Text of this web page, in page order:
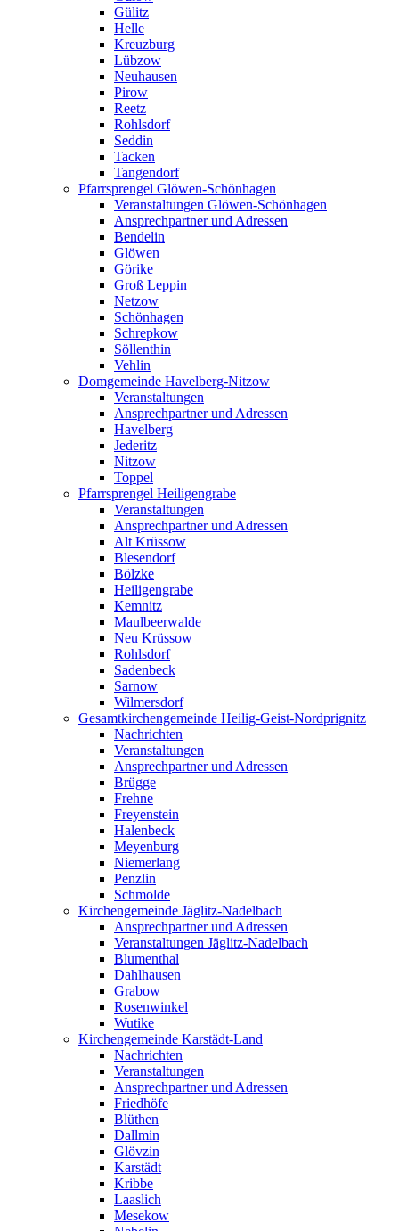
Gülitz
Helle
Kreuzburg
Lübzow
Neuhausen
Pirow
Reetz
Rohlsdorf
Seddin
Tacken
Tangendorf
Pfarrsprengel Glöwen-Schönhagen
Veranstaltungen Glöwen-Schönhagen
Ansprechpartner und Adressen
Bendelin
Glöwen
Görike
Groß Leppin
Netzow
Schönhagen
Schrepkow
Söllenthin
Vehlin
Domgemeinde Havelberg-Nitzow
Veranstaltungen
Ansprechpartner und Adressen
Havelberg
Jederitz
Nitzow
Toppel
Pfarrsprengel Heiligengrabe
Veranstaltungen
Ansprechpartner und Adressen
Alt Krüssow
Blesendorf
Bölzke
Heiligengrabe
Kemnitz
Maulbeerwalde
Neu Krüssow
Rohlsdorf
Sadenbeck
Sarnow
Wilmersdorf
Gesamtkirchengemeinde Heilig-Geist-Nordprignitz
Nachrichten
Veranstaltungen
Ansprechpartner und Adressen
Brügge
Frehne
Freyenstein
Halenbeck
Meyenburg
Niemerlang
Penzlin
Schmolde
Kirchengemeinde Jäglitz-Nadelbach
Ansprechpartner und Adressen
Veranstaltungen Jäglitz-Nadelbach
Blumenthal
Dahlhausen
Grabow
Rosenwinkel
Wutike
Kirchengemeinde Karstädt-Land
Nachrichten
Veranstaltungen
Ansprechpartner und Adressen
Friedhöfe
Blüthen
Dallmin
Glövzin
Karstädt
Kribbe
Laaslich
Mesekow